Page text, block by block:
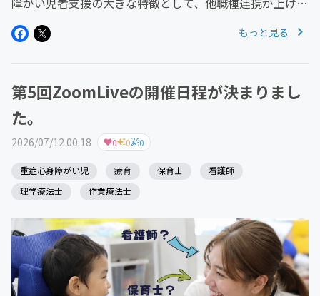
報酬について、どう考えますか？福祉も、物価高騰や人材
もっと見る
第5回ZoomLiveの開催日程が決まりまし
た。
2026/07/12 00:18 0 0 0
重症心身障がい児 療育 保育士
看護師
理学療法士
作業療法士